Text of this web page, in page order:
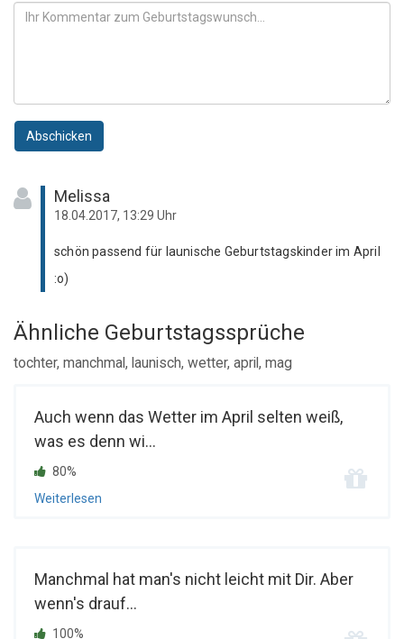
Abschicken
Melissa
18.04.2017, 13:29 Uhr
schön passend für launische Geburtstagskinder im April
:o)
Ähnliche Geburtstagssprüche
tochter, manchmal, launisch, wetter, april, mag
Auch wenn das Wetter im April selten weiß,
was es denn wi...
80%
Weiterlesen
Manchmal hat man's nicht leicht mit Dir. Aber
wenn's drauf...
100%